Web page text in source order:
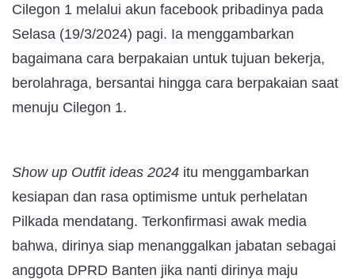
Cilegon 1 melalui akun facebook pribadinya pada
Selasa (19/3/2024) pagi. Ia menggambarkan
bagaimana cara berpakaian untuk tujuan bekerja,
berolahraga, bersantai hingga cara berpakaian saat
menuju Cilegon 1.
Show up Outfit ideas 2024 itu menggambarkan
kesiapan dan rasa optimisme untuk perhelatan
Pilkada mendatang. Terkonfirmasi awak media
bahwa, dirinya siap menanggalkan jabatan sebagai
anggota DPRD Banten jika nanti dirinya maju